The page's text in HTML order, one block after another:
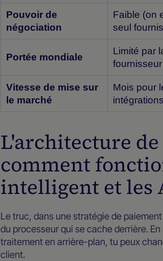
Pouvoir de
négociation
Faible (on
seul
Portée mondiale
Limité par
fournisseur
Vitesse de mise sur
le marché
Mois pour
intégrations
L'architecture
comment
intelligent et les
Le truc, dans une stratégie de
du processeur qui se cache derrière.
traitement en arrière-plan, tu peux
client.